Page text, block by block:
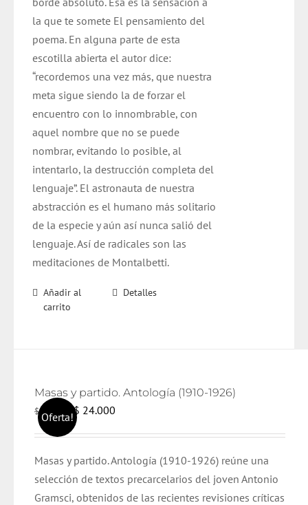
la que te somete El pensamiento del
poema. En alguna parte de esta
escotilla abierta el autor dice:
“recordemos una vez más, que nuestra
meta sigue siendo la de forzar el
encuentro con lo innombrable, con
aquel nombre que no se puede
nombrar, evitando lo posible, al
intentarlo, la destrucción completa del
lenguaje”. El astronauta de nuestra
abstracción es el humano más solitario
de la especie y aún así nunca salió del
lenguaje. Así de radicales son las
meditaciones de Montalbetti.
Añadir al
carrito
Detalles
Oferta!
Masas y partido. Antología (1910-1926)
$25.000
El
precio
era:
$ 25.000.
$ 24.000
es:
$ 24.000.
Masas y partido. Antología (1910-1926) reúne una
selección de textos precarcelarios del joven Antonio
Gramsci, obtenidos de las recientes revisiones críticas